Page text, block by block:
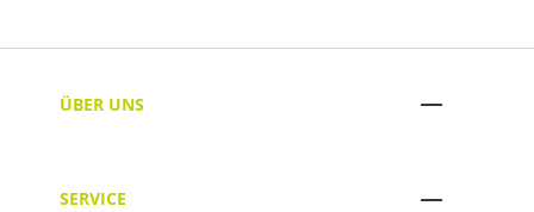
ÜBER UNS
SERVICE